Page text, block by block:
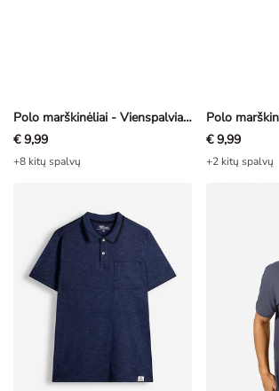
Polo marškinėliai - Vienspalviai - baltas
€ 9,99
+8 kitų spalvų
€ 9,99
+2 kitų spalvų